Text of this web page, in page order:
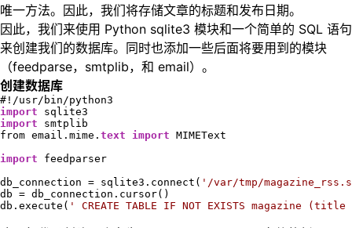
唯一方法。因此，我们将存储文章的标题和发布日期。
因此，我们来使用 Python sqlite3 模块和一个简单的 SQL 语句
来创建我们的数据库。同时也添加一些后面将要用到的模块
（feedparse，smtplib，和 email）。
创建数据库
import
import smtplib
from email.mime. text import MIMEText
import feedparser
db_connection = sqlite3.connect( '/var/tmp/
db = db_connection.cursor()
db.execute( ' CREATE TABLE IF NOT EXISTS magazine